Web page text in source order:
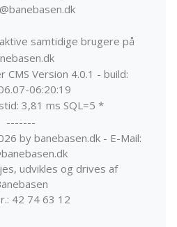
samtidige brugere på
CMS Version 4.0.1 - build:
06:20:19
3,81 ms SQL=5 *
-------
by banebasen.dk - E-Mail:
udvikles og drives af
42 74 63 12